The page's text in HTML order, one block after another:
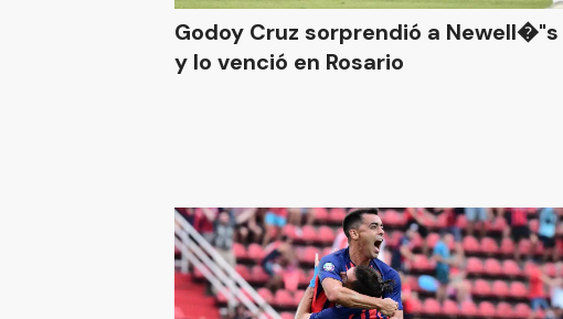
Godoy Cruz sorprendió a Newell�"s
y lo venció en Rosario